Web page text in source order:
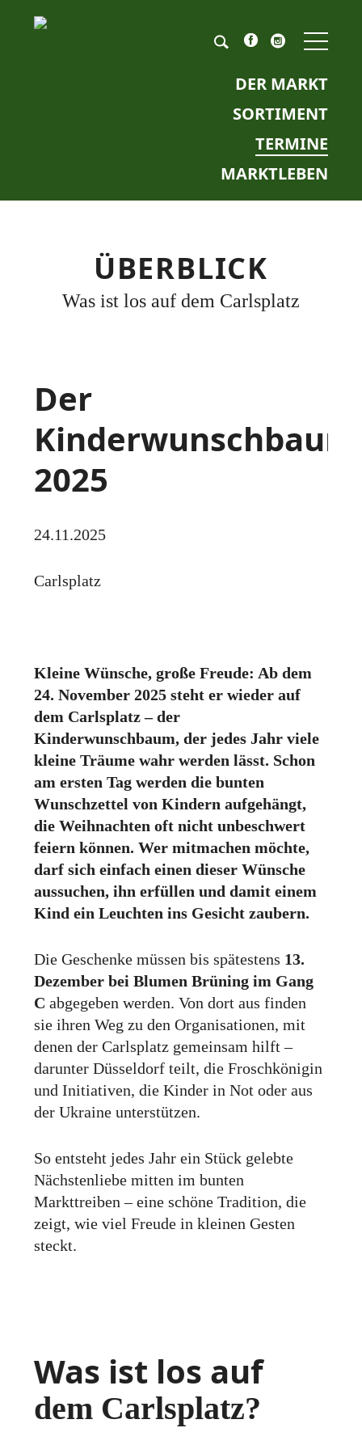
DER MARKT
SORTIMENT
TERMINE
MARKTLEBEN
Pflichtfeld
Keyword *
ÜBERBLICK
Was ist los auf dem Carlsplatz
Der
Kinderwunschbaum
2025
24.11.2025
Carlsplatz
Kleine Wünsche, große Freude: Ab dem
24. November 2025 steht er wieder auf
dem Carlsplatz – der
Kinderwunschbaum, der jedes Jahr viele
kleine Träume wahr werden lässt. Schon
am ersten Tag werden die bunten
Wunschzettel von Kindern aufgehängt,
die Weihnachten oft nicht unbeschwert
feiern können. Wer mitmachen möchte,
darf sich einfach einen dieser Wünsche
aussuchen, ihn erfüllen und damit einem
Kind ein Leuchten ins Gesicht zaubern.
Die Geschenke müssen bis spätestens 13.
Dezember bei Blumen Brüning im Gang
Cabgegeben werden. Von dort aus finden
sie ihren Weg zu den Organisationen, mit
denen der Carlsplatz gemeinsam hilft –
darunter Düsseldorf teilt, die Froschkönigin
und Initiativen, die Kinder in Not oder aus
der Ukraine unterstützen.
So entsteht jedes Jahr ein Stück gelebte
Nächstenliebe mitten im bunten
Markttreiben – eine schöne Tradition, die
zeigt, wie viel Freude in kleinen Gesten
steckt.
Was ist los auf
dem Carlsplatz?